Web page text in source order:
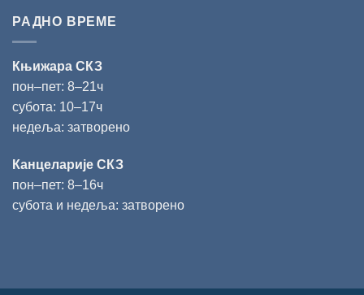
РАДНО ВРЕМЕ
Књижара СКЗ
пон‒пет: 8‒21ч
субота: 10‒17ч
недеља: затворено
Канцеларије СКЗ
пон‒пет: 8‒16ч
субота и недеља: затворено